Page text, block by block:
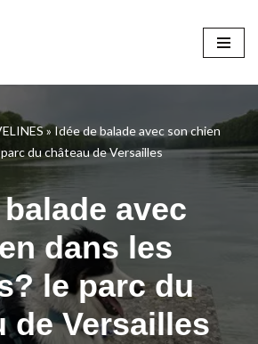
» Idée de balade avec son chien
du château de Versailles
avec
dans les
le parc du
de Versailles